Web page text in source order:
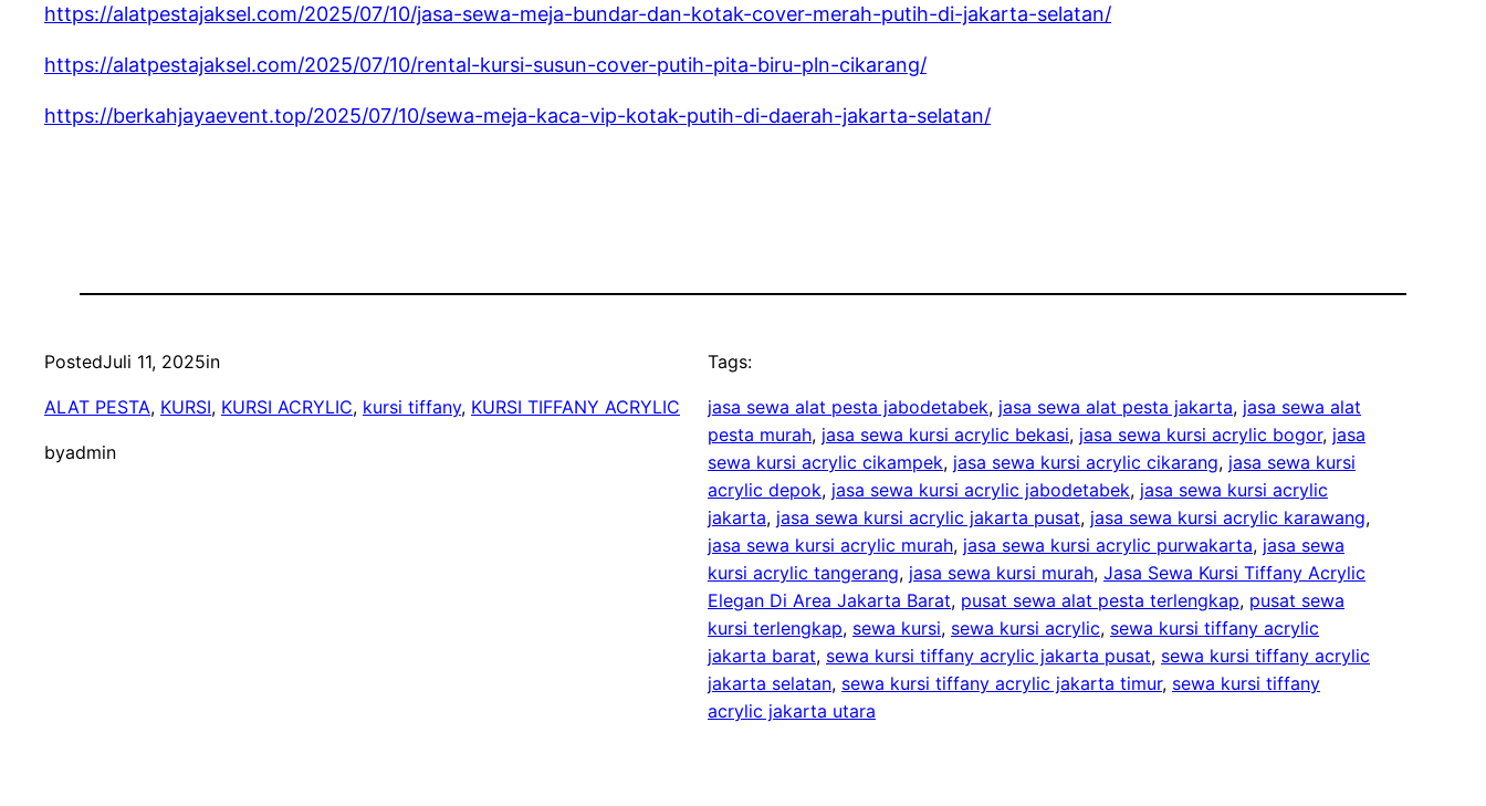
https://alatpestajaksel.com/2025/07/10/jasa-sewa-meja-bundar-dan-kotak-cover-merah-putih-di-jakarta-selatan/
https://alatpestajaksel.com/2025/07/10/rental-kursi-susun-cover-putih-pita-biru-pln-cikarang/
https://berkahjayaevent.top/2025/07/10/sewa-meja-kaca-vip-kotak-putih-di-daerah-jakarta-selatan/
PostedJuli 11, 2025in
ALAT PESTA, KURSI, KURSI ACRYLIC, kursi tiffany, KURSI TIFFANY ACRYLIC
byadmin
Tags:
jasa sewa alat pesta jabodetabek, jasa sewa alat pesta jakarta, jasa sewa alat
pesta murah, jasa sewa kursi acrylic bekasi, jasa sewa kursi acrylic bogor, jasa
sewa kursi acrylic cikampek, jasa sewa kursi acrylic cikarang, jasa sewa kursi
acrylic depok, jasa sewa kursi acrylic jabodetabek, jasa sewa kursi acrylic
jakarta, jasa sewa kursi acrylic jakarta pusat, jasa sewa kursi acrylic karawang
jasa sewa kursi acrylic murah, jasa sewa kursi acrylic purwakarta, jasa sewa
kursi acrylic tangerang, jasa sewa kursi murah, Jasa Sewa Kursi Tiffany Acrylic
Elegan Di Area Jakarta Barat, pusat sewa alat pesta terlengkap, pusat sewa
kursi terlengkap, sewa kursi, sewa kursi acrylic, sewa kursi tiffany acrylic
jakarta barat, sewa kursi tiffany acrylic jakarta pusat, sewa kursi tiffany acrylic
jakarta selatan, sewa kursi tiffany acrylic jakarta timur, sewa kursi tiffany
acrylic jakarta utara